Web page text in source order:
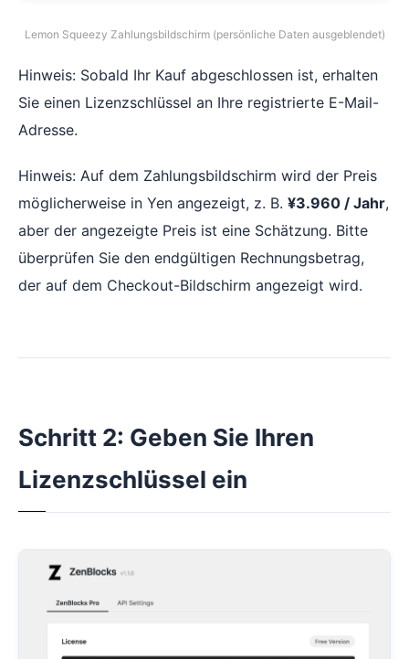
Lemon Squeezy Zahlungsbildschirm (persönliche Daten ausgeblendet)
Hinweis: Sobald Ihr Kauf abgeschlossen ist, erhalten
Sie einen Lizenzschlüssel an Ihre registrierte E-Mail-
Adresse.
Hinweis: Auf dem Zahlungsbildschirm wird der Preis
möglicherweise in Yen angezeigt, z. B. ¥3.960 / Jahr,
aber der angezeigte Preis ist eine Schätzung. Bitte
überprüfen Sie den endgültigen Rechnungsbetrag,
der auf dem Checkout-Bildschirm angezeigt wird.
Schritt 2: Geben Sie Ihren
Lizenzschlüssel ein